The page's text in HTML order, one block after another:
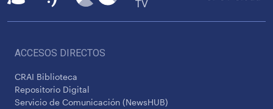
ACCESOS DIRECTOS
CRAI Biblioteca
Repositorio Digital
Servicio de Comunicación (NewsHUB)